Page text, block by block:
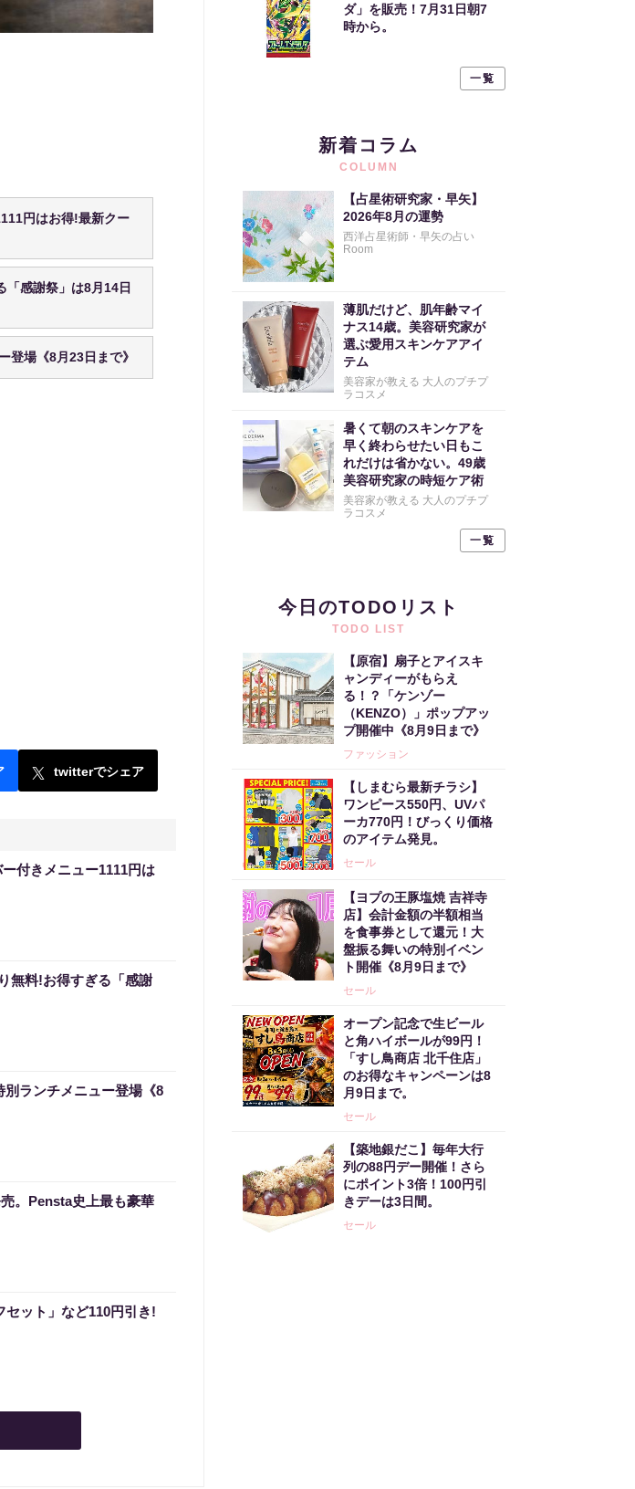
円はお得!最新クー
「感謝祭」は8月14日
登場《8月23日まで》
twitterでシェア
付きメニュー1111円は
無料!お得すぎる「感謝
別ランチメニュー登場《8
。Pensta史上最も豪華
セット」など110円引き!
ダ」を販売！7月31日朝7
時から。
一覧
新着コラム
COLUMN
【占星術研究家・早矢】
2026年8月の運勢
西洋占星術師・早矢の占い
Room
薄肌だけど、肌年齢マイ
ナス14歳。美容研究家が
選ぶ愛用スキンケアアイ
テム
美容家が教える 大人のプチプ
ラコスメ
暑くて朝のスキンケアを
早く終わらせたい日もこ
れだけは省かない。49歳
美容研究家の時短ケア術
美容家が教える 大人のプチプ
ラコスメ
一覧
今日のTODOリスト
TODO LIST
【原宿】扇子とアイスキ
ャンディーがもらえ
る！？「ケンゾー
（KENZO）」ポップアッ
プ開催中《8月9日まで》
ファッション
【しまむら最新チラシ】
ワンピース550円、UVパ
ーカ770円！びっくり価格
のアイテム発見。
セール
【ヨプの王豚塩焼 吉祥寺
店】会計金額の半額相当
を食事券として還元！大
盤振る舞いの特別イベン
ト開催《8月9日まで》
セール
オープン記念で生ビール
と角ハイボールが99円！
「すし鳥商店 北千住店」
のお得なキャンペーンは8
月9日まで。
セール
【築地銀だこ】毎年大行
列の88円デー開催！さら
にポイント3倍！100円引
きデーは3日間。
セール